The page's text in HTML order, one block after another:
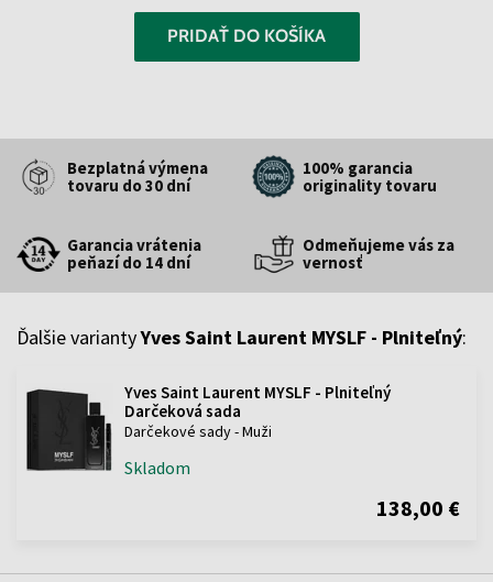
PRIDAŤ DO KOŠÍKA
Bezplatná výmena
tovaru do 30 dní
100% garancia
originality tovaru
Garancia vrátenia
peňazí do 14 dní
Odmeňujeme vás za
vernosť
Ďalšie variantyYves Saint Laurent MYSLF - Plniteľný:
Yves Saint Laurent MYSLF - Plniteľný
Darčeková sada
Darčekové sady - Muži
Skladom
138,00 €